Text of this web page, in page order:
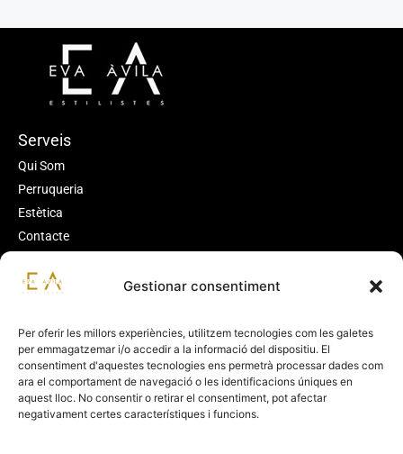
Gestionar consentiment
Per oferir les millors experiències, utilitzem tecnologies com les galetes
per emmagatzemar i/o accedir a la informació del dispositiu. El
consentiment d'aquestes tecnologies ens permetrà processar dades com
ara el comportament de navegació o les identificacions úniques en
aquest lloc. No consentir o retirar el consentiment, pot afectar
negativament certes característiques i funcions.
Serveis
Qui Som
Perruqueria
Estètica
Contacte
Avís Legal
Política de Cookies
Accessibilitat
Contacte
Carrer de les Teixidores, 1, Local 18